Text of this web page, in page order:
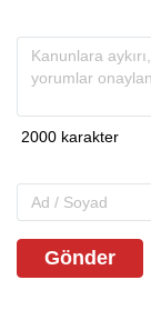
Gönder